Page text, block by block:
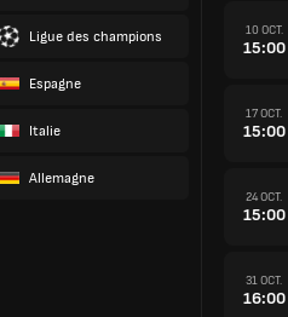
Ligue des champions
Espagne
Italie
Allemagne
10 OCT.
15:00
17 OCT.
15:00
24 OCT.
15:00
31 OCT.
16:00